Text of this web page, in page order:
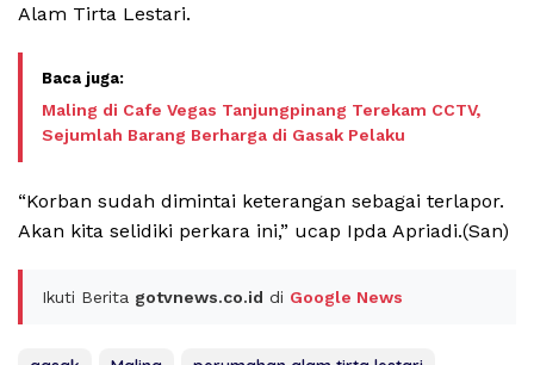
Alam Tirta Lestari.
Maling di Cafe Vegas Tanjungpinang Terekam CCTV,
Sejumlah Barang Berharga di Gasak Pelaku
“Korban sudah dimintai keterangan sebagai terlapor.
Akan kita selidiki perkara ini,” ucap Ipda Apriadi.(San)
Ikuti Berita gotvnews.co.id di Google News